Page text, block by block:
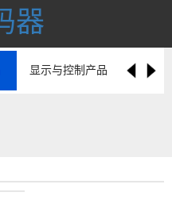
显示与控制产品 专用型